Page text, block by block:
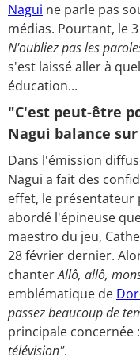
Nagui ne parle pas
médias. Pourtant, le
N'oubliez pas les
s'est laissé aller à
éducation...
"C'est peut-être
Nagui balance
Dans l'émission
Nagui a fait des
effet, le présentateur
abordé l'épineuse
maestro du jeu,
28 février dernier.
chanterAllô, allô,
emblématique de
passez beaucoup de
principale concernée :
télévision".